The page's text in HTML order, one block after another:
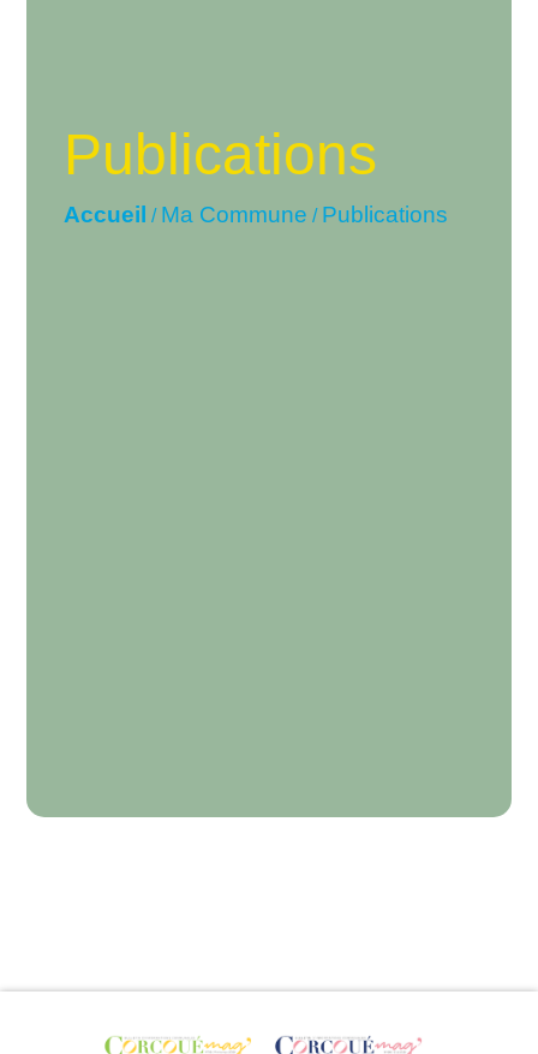
Publications
Accueil / Ma Commune / Publications